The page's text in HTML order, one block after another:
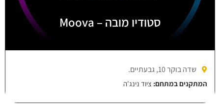
סטודיו מובה – Moova
שדה בוקר 10, גבעתיים.
המתקנים במתחם: ציוד נינג'ה